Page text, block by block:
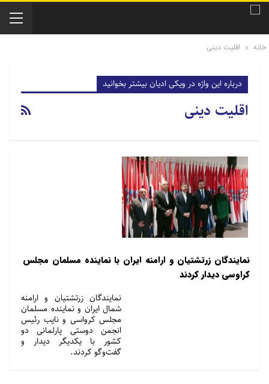
خانه اقلیت دینی
درباره این واژه در ویکی ادیان بیشتر بخوانید
اقلیت دینی
نمایندگان زرتشتیان و ارامنه ایران با نماینده مسلمان مجلس
کراوسی دیدار کردند
نمایندگان زرتشتیان و ارامنه
شمال ایران و نماینده مسلمان
مجلس کرواسی و نایب رئیس
انجمن دوستی پارلمانی دو
کشور با یکدیگر دیدار و
گفت‌وگو کردند.